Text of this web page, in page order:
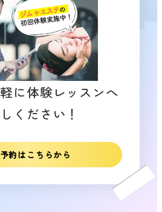
に体験レッスンへ
ください！
約はこちらから